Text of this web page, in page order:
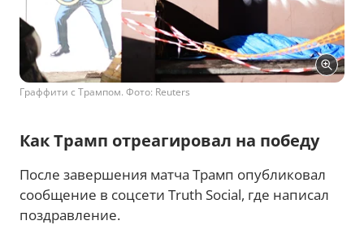
Граффити с Трампом. Фото: Reuters
Как Трамп отреагировал на победу
После завершения матча Трамп опубликовал
сообщение в соцсети Truth Social, где написал
поздравление.